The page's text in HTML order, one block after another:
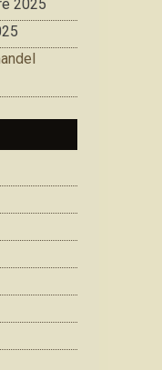
2025